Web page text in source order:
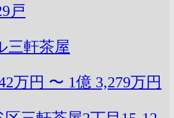
戸
三軒茶屋
万円 〜 1億 3,279万円